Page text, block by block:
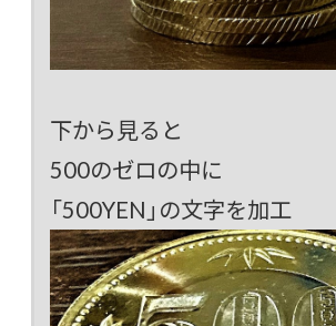
下から見ると
500のゼロの中に
「500YEN」の文字を加工